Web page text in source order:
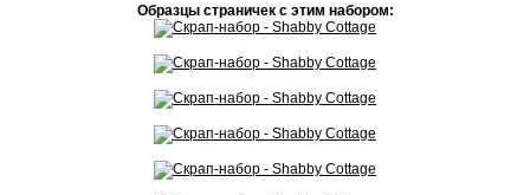
Образцы страничек с этим набором: